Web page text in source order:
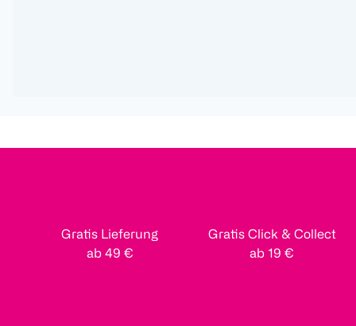
Gratis Lieferung
ab 49 €
Gratis Click & Collect
ab 19 €